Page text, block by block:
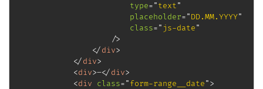
type="text"
placeholder="DD.MM.YYYY"
class=" js-date"
/>
</div>
</div>
<div>–</div>
<div class="form-range__date">